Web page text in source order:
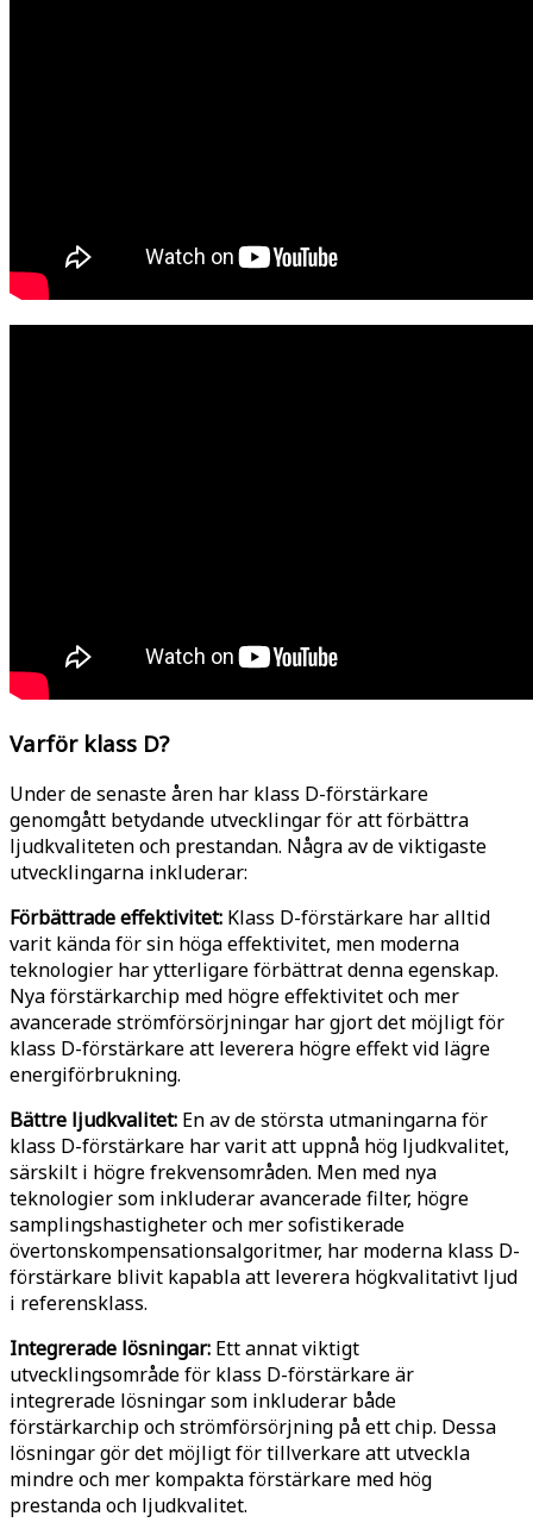
Varför klass D?
Under de senaste åren har klass D-förstärkare
genomgått betydande utvecklingar för att förbättra
ljudkvaliteten och prestandan. Några av de viktigaste
utvecklingarna inkluderar:
Förbättrade effektivitet: Klass D-förstärkare har alltid
varit kända för sin höga effektivitet, men moderna
teknologier har ytterligare förbättrat denna egenskap.
Nya förstärkarchip med högre effektivitet och mer
avancerade strömförsörjningar har gjort det möjligt för
klass D-förstärkare att leverera högre effekt vid lägre
energiförbrukning.
Bättre ljudkvalitet: En av de största utmaningarna för
klass D-förstärkare har varit att uppnå hög ljudkvalitet,
särskilt i högre frekvensområden. Men med nya
teknologier som inkluderar avancerade filter, högre
samplingshastigheter och mer sofistikerade
övertonskompensationsalgoritmer, har moderna klass D-
förstärkare blivit kapabla att leverera högkvalitativt ljud
i referensklass.
Integrerade lösningar: Ett annat viktigt
utvecklingsområde för klass D-förstärkare är
integrerade lösningar som inkluderar både
förstärkarchip och strömförsörjning på ett chip. Dessa
lösningar gör det möjligt för tillverkare att utveckla
mindre och mer kompakta förstärkare med hög
prestanda och ljudkvalitet.